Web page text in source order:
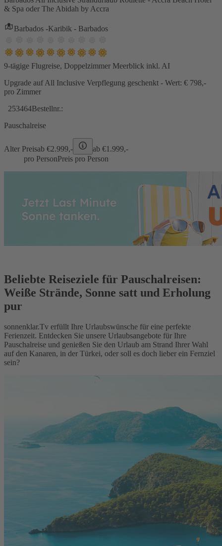
& Spa oder The Abidah by Accra
Barbados -Karibik - Barbados
9-tägige Flugreise, Doppelzimmer Meerblick inkl. AI
Upgrade auf All Inclusive Verpflegung geschenkt - Wert: € 798,-
pro Zimmer
253464Bestellnr.:
Pauschalreise
Alter Preisab €2.999,- ab €1.999,-
pro PersonPreis pro Person
Beliebte Reiseziele für Pauschalreisen:
Weiße Strände, Sonne satt und Erholung
pur
sonnenklar.Tv erfüllt Ihre Urlaubswünsche für eine perfekte
Ferienzeit. Entdecken Sie unsere Urlaubsangebote für Ihre
Pauschalreise und genießen Sie den Urlaub am Strand Ihrer Wahl
auf den Kanaren, in der Türkei, oder soll es doch lieber ein Fernziel
sein?